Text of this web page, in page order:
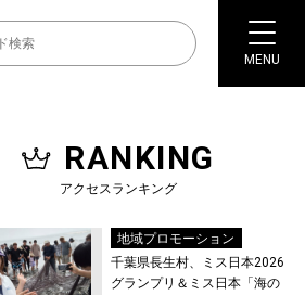
MENU
RANKING
アクセスランキング
地域プロモーション
千葉県長生村、ミス日本2026
グランプリ＆ミス日本「海の